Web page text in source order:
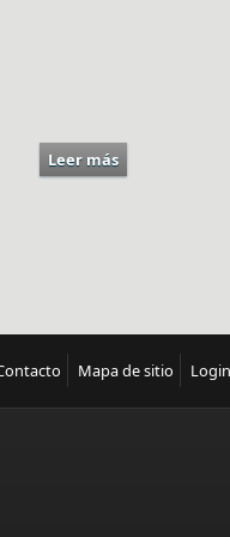
Leer mássobre Cine
Mapa de sitio Login